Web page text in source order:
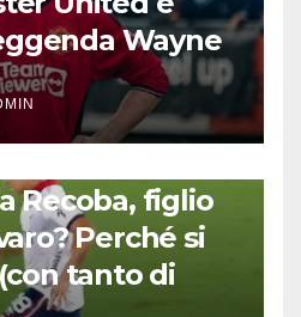
Wayne
Recoba, figlio
Perché si
tanto di